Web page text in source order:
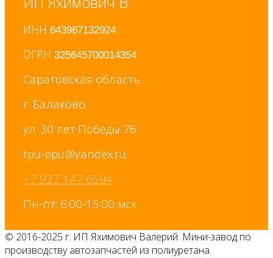
ИНН 643967132924
ОГРН 325645700014354
Саратовская область
г. Балаково
ул. 30 лет Победы 76
+7 927 147 6594
Пн-пт: 6:00-15:00 мск
© 2016-2025 г. ИП Яхимович Валерий. Мини-завод по
производству автозапчастей из полиуретана.